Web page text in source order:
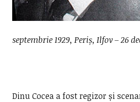
septembrie 1929, Periș, Ilfov – 26
Dinu Cocea a fost regizor și